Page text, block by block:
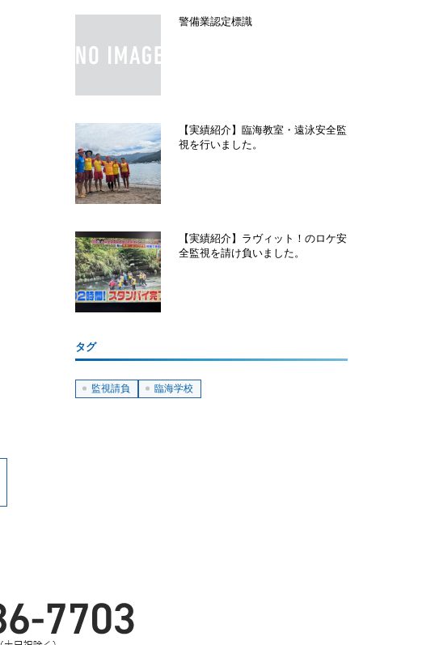
警備業認定標識
【実績紹介】臨海教室・遠泳安全監
視を行いました。
【実績紹介】ラヴィット！のロケ安
全監視を請け負いました。
タグ
監視請負 臨海学校